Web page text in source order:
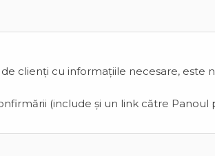
clienți cu informațiile necesare, este
(include și un link către